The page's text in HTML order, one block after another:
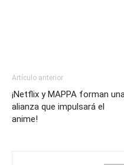
Artículo anterior
¡Netflix y MAPPA forman
alianza que impulsará el
anime!